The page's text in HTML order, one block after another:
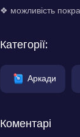
❖ можливість
Категорії:
Аркади
Коментарі